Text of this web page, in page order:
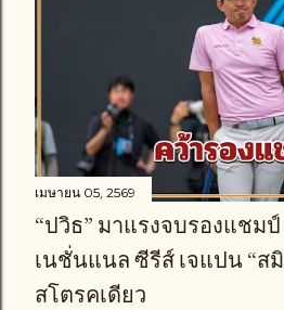
ม
เมษายน 05, 2569
“ปวิธ” มาแรงจบรองแชม
เนชั่นแนล ซีรีส์ เจแปน “ส
สโตรคเดียว